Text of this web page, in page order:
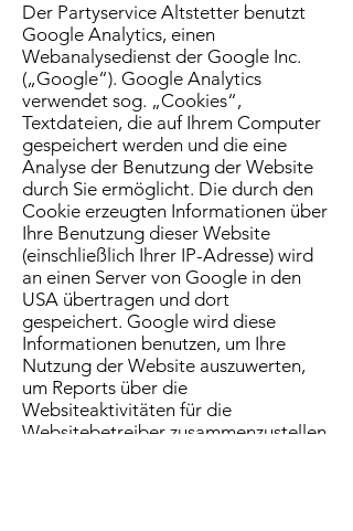
Der Partyservice Altstetter benutzt
Google Analytics, einen
Webanalysedienst der Google Inc.
(„Google“). Google Analytics
verwendet sog. „Cookies“,
Textdateien, die auf Ihrem Computer
gespeichert werden und die eine
Analyse der Benutzung der Website
durch Sie ermöglicht. Die durch den
Cookie erzeugten Informationen über
Ihre Benutzung dieser Website
(einschließlich Ihrer IP-Adresse) wird
an einen Server von Google in den
USA übertragen und dort
gespeichert. Google wird diese
Informationen benutzen, um Ihre
Nutzung der Website auszuwerten,
um Reports über die
Websiteaktivitäten für die
Websitebetreiber zusammenzustellen